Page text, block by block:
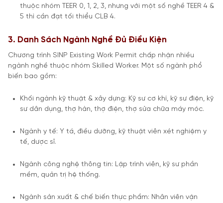
thuộc nhóm TEER 0, 1, 2, 3, nhưng với một số nghề TEER 4 &
5 thì cần đạt tối thiểu CLB 4.
3. Danh Sách Ngành Nghề Đủ Điều Kiện
Chương trình SINP Existing Work Permit chấp nhận nhiều
ngành nghề thuộc nhóm Skilled Worker. Một số ngành phổ
biến bao gồm:
Khối ngành kỹ thuật & xây dựng: Kỹ sư cơ khí, kỹ sư điện, kỹ
sư dân dụng, thợ hàn, thợ điện, thợ sửa chữa máy móc.
Ngành y tế: Y tá, điều dưỡng, kỹ thuật viên xét nghiệm y
tế, dược sĩ.
Ngành công nghệ thông tin: Lập trình viên, kỹ sư phần
mềm, quản trị hệ thống.
Ngành sản xuất & chế biến thực phẩm: Nhân viên vận